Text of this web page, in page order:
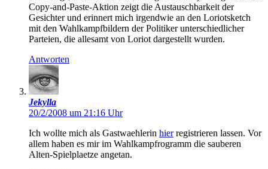
Copy-and-Paste-Aktion zeigt die Austauschbarkeit der
Gesichter und erinnert mich irgendwie an den Loriotsketch
mit den Wahlkampfbildern der Politiker unterschiedlicher
Parteien, die allesamt von Loriot dargestellt wurden.
Antworten
Jekylla
20/2/2008 um 21:16 Uhr
Ich wollte mich als Gastwaehlerin hierregistrieren lassen. Vor
allem haben es mir im Wahlkampfrogramm die sauberen
Alten-Spielplaetze angetan.